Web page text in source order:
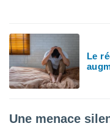
des
Le
Une menace